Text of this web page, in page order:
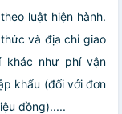
luật hiện hành.
và địa chỉ giao
khác như phí vận
khẩu (đối với đơn
đồng).....